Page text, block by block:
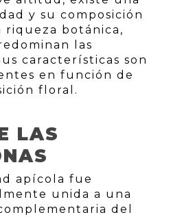
y su composición
riqueza botánica,
las
características son
en función de
floral.
LAS
apícola fue
unida a una
del